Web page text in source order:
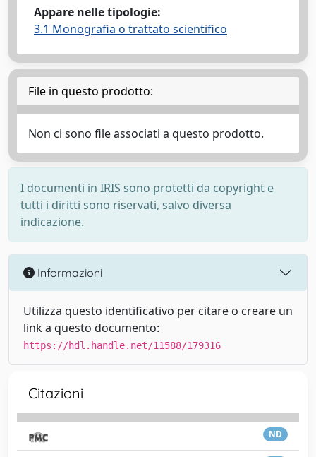
Appare nelle tipologie:
3.1 Monografia o trattato scientifico
File in questo prodotto:
Non ci sono file associati a questo prodotto.
I documenti in IRIS sono protetti da copyright e
tutti i diritti sono riservati, salvo diversa
indicazione.
Informazioni
Utilizza questo identificativo per citare o creare un
link a questo documento:
https://hdl.handle.net/11588/179316
Citazioni
ND